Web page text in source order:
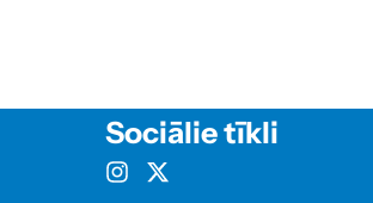
Sociālie tīkli